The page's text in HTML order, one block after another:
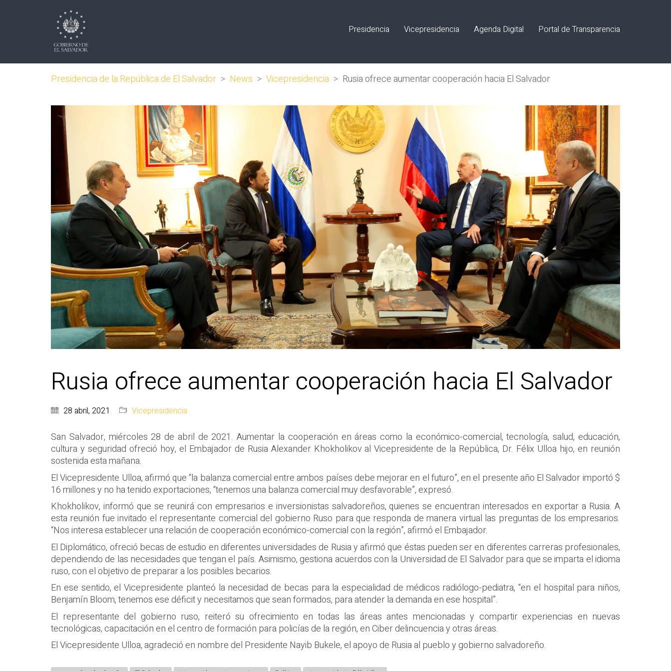
Presidencia Vicepresidencia Agenda Digital Portal de Transparencia
Presidencia de la República de El Salvador > News > Vicepresidencia > Rusia ofrece aumentar cooperación hacia El Salvador
Rusia ofrece aumentar cooperación hacia El Salvador
28 abril, 2021 Vicepresidencia
San Salvador, miércoles 28 de abril de 2021. Aumentar la cooperación en áreas como la económico-comercial, tecnología, salud, educación,
cultura y seguridad ofreció hoy, el Embajador de Rusia Alexander Khokholikov al Vicepresidente de la República, Dr. Félix Ulloa hijo, en reunión
sostenida esta mañana.
El Vicepresidente Ulloa, afirmó que “la balanza comercial entre ambos países debe mejorar en el futuro”, en el presente año El Salvador importó $
16 millones y no ha tenido exportaciones, “tenemos una balanza comercial muy desfavorable”, expresó.
Khokholikov, informó que se reunirá con empresarios e inversionistas salvadoreños, quienes se encuentran interesados en exportar a Rusia. A
esta reunión fue invitado el representante comercial del gobierno Ruso para que responda de manera virtual las preguntas de los empresarios.
“Nos interesa establecer una relación de cooperación económico-comercial con la región”, afirmó el Embajador.
El Diplomático, ofreció becas de estudio en diferentes universidades de Rusia y afirmó que éstas pueden ser en diferentes carreras profesionales,
dependiendo de las necesidades que tengan el país. Asimismo, gestiona acuerdos con la Universidad de El Salvador para que se imparta el idioma
ruso, con el objetivo de preparar a los posibles becarios.
En ese sentido, el Vicepresidente planteó la necesidad de becas para la especialidad de médicos radiólogo-pediatra, “en el hospital para niños,
Benjamín Bloom, tenemos ese déficit y necesitamos que sean formados, para atender la demanda en ese hospital”.
El representante del gobierno ruso, reiteró su ofrecimiento en todas las áreas antes mencionadas y compartir experiencias en nuevas
tecnológicas, capacitación en el centro de formación para policías de la región, en Ciber delincuencia y otras áreas.
El Vicepresidente Ulloa, agradeció en nombre del Presidente Nayib Bukele, el apoyo de Rusia al pueblo y gobierno salvadoreño.